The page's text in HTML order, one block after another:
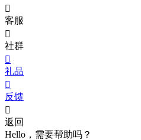

客服

社群

礼品

反馈

返回
Hello，需要帮助吗？